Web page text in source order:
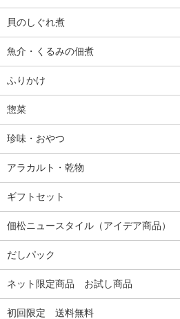
貝のしぐれ煮
魚介・くるみの佃煮
ふりかけ
惣菜
珍味・おやつ
アラカルト・乾物
ギフトセット
佃松ニュースタイル（アイデア商品）
だしパック
ネット限定商品 お試し商品
初回限定 送料無料